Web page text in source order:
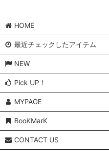
HOME
最近チェックしたアイテム
NEW
Pick UP！
MYPAGE
BooKMarK
CONTACT US